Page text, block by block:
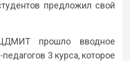
предложил свой
прошло вводное
3 курса, которое